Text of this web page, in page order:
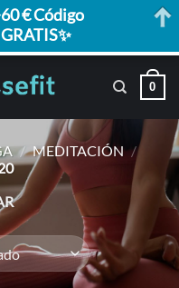
0
/ MEDITACIÓN /
€ Código